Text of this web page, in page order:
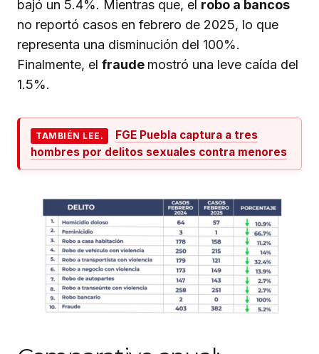
bajó un 5.4%. Mientras que, el robo a bancos
no reportó casos en febrero de 2025, lo que
representa una disminución del 100%.
Finalmente, el fraude mostró una leve caída del
1.5%.
TAMBIÉN LEE.
FGE Puebla captura a tres
hombres por delitos sexuales contra menores